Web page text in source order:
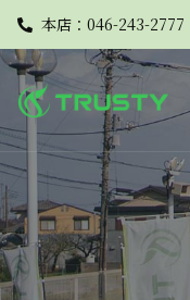
本店：046-243-2777